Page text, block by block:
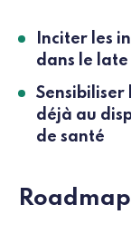
Inciter les
dans le
déjà au
de santé